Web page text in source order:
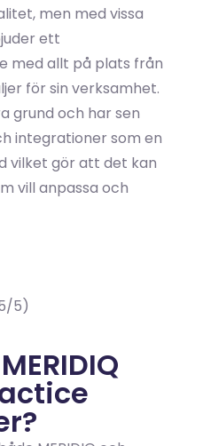
men med vissa
ett
med allt på plats från
för sin verksamhet.
grund och har sen
integrationer som en
vilket gör att det kan
vill anpassa och
5)